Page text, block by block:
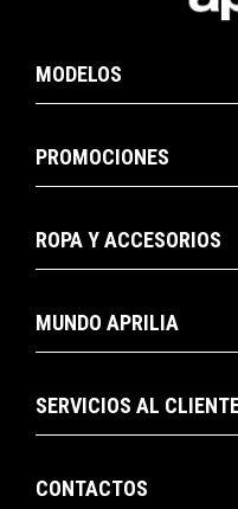
MODELOS
PROMOCIONES
ROPA Y ACCESORIOS
MUNDO APRILIA
SERVICIOS AL
CONTACTOS